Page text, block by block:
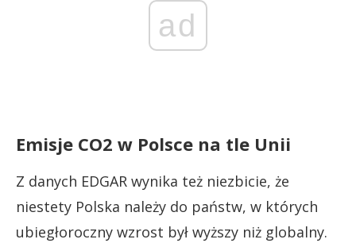
ad
Emisje CO2 w Polsce na tle Unii
Z danych EDGAR wynika też niezbicie, że
niestety Polska należy do państw, w których
ubiegłoroczny wzrost był wyższy niż globalny.